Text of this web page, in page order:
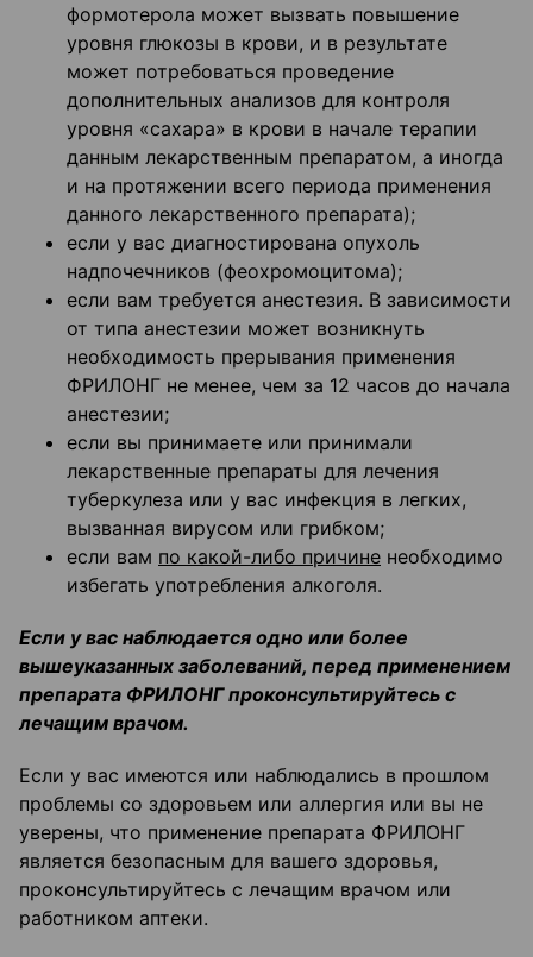
формотерола может вызвать повышение
уровня глюкозы в крови, и в результате
может потребоваться проведение
дополнительных анализов для контроля
уровня «сахара» в крови в начале терапии
данным лекарственным препаратом, а иногда
и на протяжении всего периода применения
данного лекарственного препарата);
если у вас диагностирована опухоль
надпочечников (феохромоцитома);
если вам требуется анестезия. В зависимости
от типа анестезии может возникнуть
необходимость прерывания применения
ФРИЛОНГ не менее, чем за 12 часов до начала
анестезии;
если вы принимаете или принимали
лекарственные препараты для лечения
туберкулеза или у вас инфекция в легких,
вызванная вирусом или грибком;
если вам по какой-либо причине необходимо
избегать употребления алкоголя.
Если у вас наблюдается одно или более
вышеуказанных заболеваний, перед применением
препарата ФРИЛОНГ проконсультируйтесь с
лечащим врачом.
Если у вас имеются или наблюдались в прошлом
проблемы со здоровьем или аллергия или вы не
уверены, что применение препарата ФРИЛОНГ
является безопасным для вашего здоровья,
проконсультируйтесь с лечащим врачом или
работником аптеки.